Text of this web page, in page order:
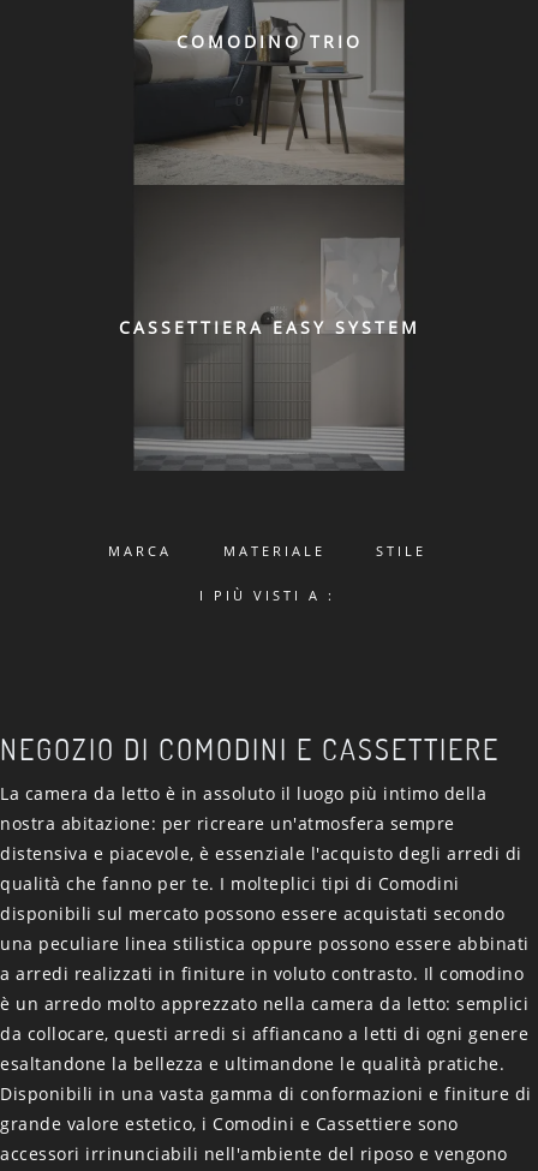
COMODINO TRIO
CASSETTIERA EASY SYSTEM
MARCA MATERIALE STILE
I PIÙ VISTI A :
NEGOZIO DI COMODINI E CASSETTIERE
La camera da letto è in assoluto il luogo più intimo della
nostra abitazione: per ricreare un'atmosfera sempre
distensiva e piacevole, è essenziale l'acquisto degli arredi di
qualità che fanno per te. I molteplici tipi di Comodini
disponibili sul mercato possono essere acquistati secondo
una peculiare linea stilistica oppure possono essere abbinati
a arredi realizzati in finiture in voluto contrasto. Il comodino
è un arredo molto apprezzato nella camera da letto: semplici
da collocare, questi arredi si affiancano a letti di ogni genere
esaltandone la bellezza e ultimandone le qualità pratiche.
Disponibili in una vasta gamma di conformazioni e finiture di
grande valore estetico, i Comodini e Cassettiere sono
accessori irrinunciabili nell'ambiente del riposo e vengono